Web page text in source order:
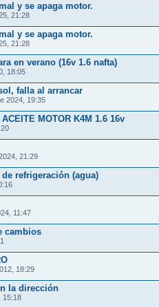
y se apaga motor.
21:28
y se apaga motor.
21:28
en verano (16v 1.6 nafta)
18:05
falla al arrancar
2024, 19:35
MOTOR K4M 1.6 16v
21:29
refrigeración (agua)
11:47
cambios
18:29
la dirección
15:18